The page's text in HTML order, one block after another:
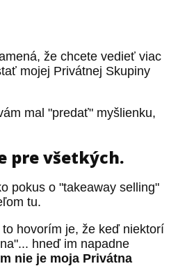
že chcete vedieť viac
mojej Privátnej Skupiny
mal "predať" myšlienku,
pre všetkých.
pokus o "takeaway selling"
tu.
hovorím je, že keď niektorí
hneď im napadne
nie je moja Privátna